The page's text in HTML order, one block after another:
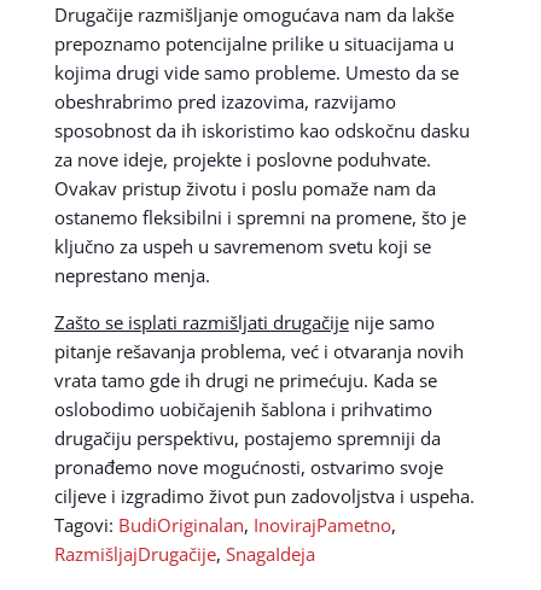
Drugačije razmišljanje omogućava nam da lakše
prepoznamo potencijalne prilike u situacijama u
kojima drugi vide samo probleme. Umesto da se
obeshrabrimo pred izazovima, razvijamo
sposobnost da ih iskoristimo kao odskočnu dasku
za nove ideje, projekte i poslovne poduhvate.
Ovakav pristup životu i poslu pomaže nam da
ostanemo fleksibilni i spremni na promene, što je
ključno za uspeh u savremenom svetu koji se
neprestano menja.
Zašto se isplati razmišljati drugačijenije samo
pitanje rešavanja problema, već i otvaranja novih
vrata tamo gde ih drugi ne primećuju. Kada se
oslobodimo uobičajenih šablona i prihvatimo
drugačiju perspektivu, postajemo spremniji da
pronađemo nove mogućnosti, ostvarimo svoje
ciljeve i izgradimo život pun zadovoljstva i uspeha.
Tagovi: BudiOriginalan, InovirajPametno,
RazmišljajDrugačije, SnagaIdeja